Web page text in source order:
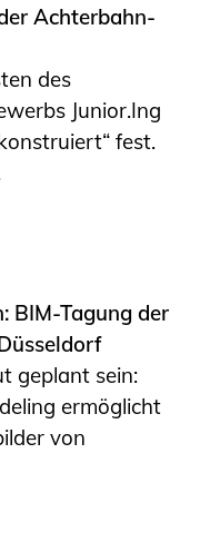
Achterbahn-
des
Junior.Ing
fest.
BIM-Tagung der
geplant sein:
ermöglicht
von